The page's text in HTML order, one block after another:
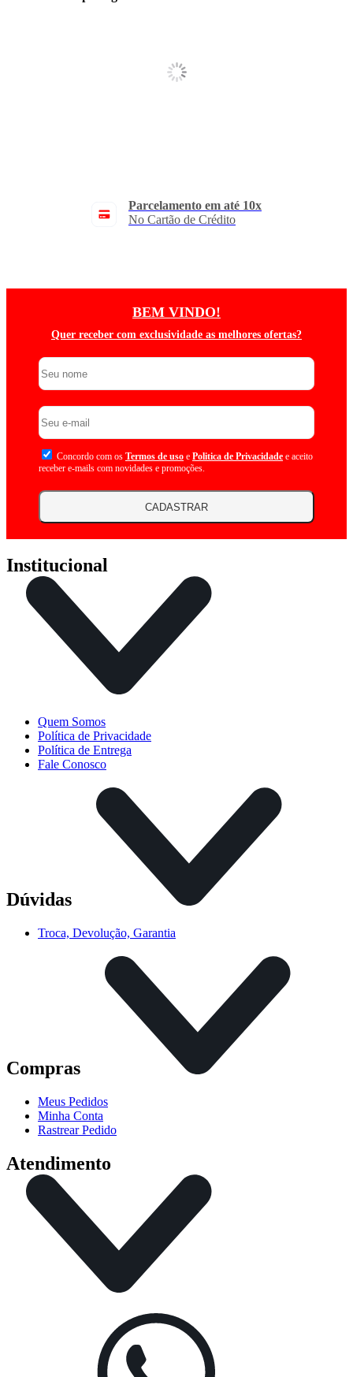
Parcelamento em até 10x
No Cartão de Crédito
BEM VINDO!
Quer receber com exclusividade as melhores ofertas?
Concordo com os Termos de uso e Politica de Privacidade e aceito
receber e-mails com novidades e promoções.
CADASTRAR
Institucional
Quem Somos
Política de Privacidade
Política de Entrega
Fale Conosco
Dúvidas
Troca, Devolução, Garantia
Compras
Meus Pedidos
Minha Conta
Rastrear Pedido
Atendimento